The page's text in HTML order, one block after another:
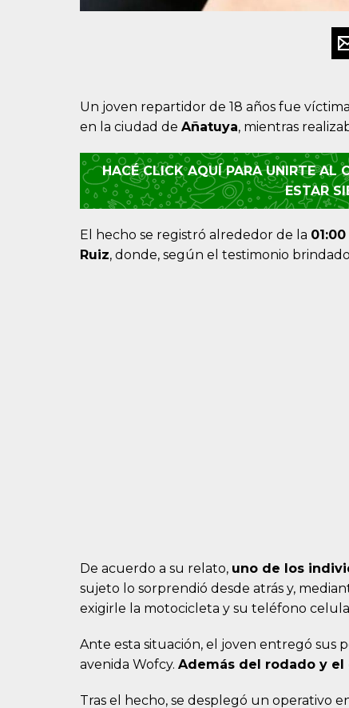
Un joven repartidor de 18 años fue
en la ciudad de Añatuya, mientras
HACÉ CLICK AQUÍ PARA UNIRTE AL
ESTAR
El hecho se registró alrededor de la
Ruiz, donde, según el testimonio
De acuerdo a su relato, uno de los
sujeto lo sorprendió desde atrás y,
exigirle la motocicleta y su teléfono
Ante esta situación, el joven entregó sus
avenida Wofcy. Además del rodado y
Tras el hecho, se desplegó un operativo